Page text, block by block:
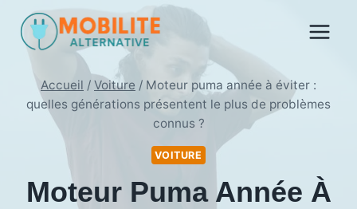
contenu
Accueil / Voiture / Moteur puma année à éviter :
quelles générations présentent le plus de problèmes
connus ?
VOITURE
Moteur Puma Année À